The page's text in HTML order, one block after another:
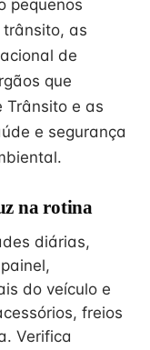
pequenos
trânsito, as
de
que
Trânsito e as
e segurança
na rotina
diárias,
do veículo e
freios
Verifica